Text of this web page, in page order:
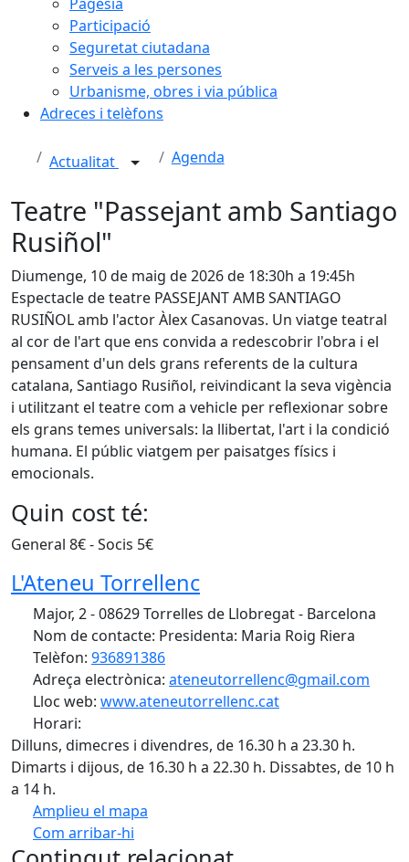
Participació
Seguretat ciutadana
Serveis a les persones
Urbanisme, obres i via pública
Adreces i telèfons
Actualitat Agenda
Teatre "Passejant amb Santiago
Rusiñol"
Diumenge, 10 de maig de 2026 de 18:30h a 19:45h
Espectacle de teatre PASSEJANT AMB SANTIAGO
RUSIÑOL amb l'actor Àlex Casanovas. Un viatge teatral
al cor de l'art que ens convida a redescobrir l'obra i el
pensament d'un dels grans referents de la cultura
catalana, Santiago Rusiñol, reivindicant la seva vigència
i utilitzant el teatre com a vehicle per reflexionar sobre
els grans temes universals: la llibertat, l'art i la condició
humana. El públic viatgem per paisatges físics i
emocionals.
Quin cost té:
General 8€ - Socis 5€
L'Ateneu Torrellenc
Major, 2 - 08629 Torrelles de Llobregat - Barcelona
Nom de contacte: Presidenta: Maria Roig Riera
Telèfon: 936891386
Adreça electrònica: ateneutorrellenc@gmail.com
Lloc web: www.ateneutorrellenc.cat
Horari:
Dilluns, dimecres i divendres, de 16.30 h a 23.30 h.
Dimarts i dijous, de 16.30 h a 22.30 h. Dissabtes, de 10 h
a 14 h.
Amplieu el mapa
Com arribar-hi